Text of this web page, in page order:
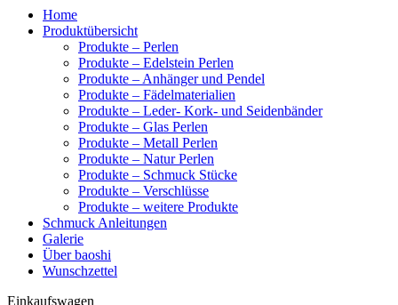
Home
Produktübersicht
Produkte – Perlen
Produkte – Edelstein Perlen
Produkte – Anhänger und Pendel
Produkte – Fädelmaterialien
Produkte – Leder- Kork- und Seidenbänder
Produkte – Glas Perlen
Produkte – Metall Perlen
Produkte – Natur Perlen
Produkte – Schmuck Stücke
Produkte – Verschlüsse
Produkte – weitere Produkte
Schmuck Anleitungen
Galerie
Über baoshi
Wunschzettel
Einkaufswagen